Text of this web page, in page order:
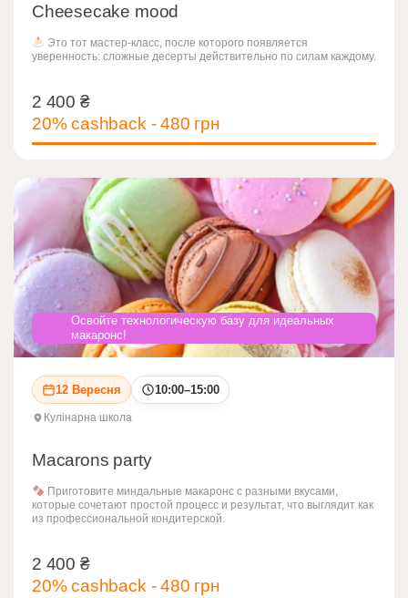
Cheesecake mood
Это тот мастер-класс, после которого появляется
уверенность: сложные десерты действительно по силам каждому.
2 400 ₴
20% cashback - 480 грн
2 400 ₴
Освойте технологическую базу для идеальных
макаронс!
12 Вересня 10:00–15:00
Кулінарна школа
Macarons party
Приготовите миндальные макаронс с разными вкусами,
которые сочетают простой процесс и результат, что выглядит как
из профессиональной кондитерской.
2 400 ₴
20% cashback - 480 грн
2 400 ₴